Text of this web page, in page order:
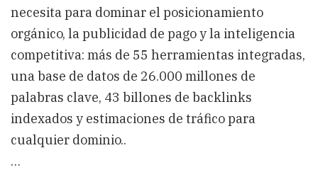
necesita para dominar el posicionamiento
orgánico, la publicidad de pago y la inteligencia
competitiva: más de 55 herramientas integradas,
una base de datos de 26.000 millones de
palabras clave, 43 billones de backlinks
indexados y estimaciones de tráfico para
cualquier dominio..
…